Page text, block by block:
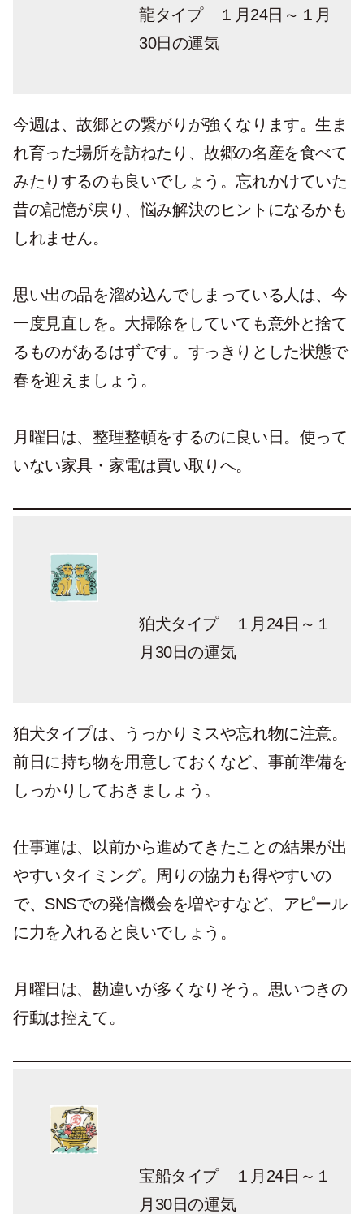
龍タイプ １月24日～１月
30日の運気
今週は、故郷との繋がりが強くなります。生ま
れ育った場所を訪ねたり、故郷の名産を食べて
みたりするのも良いでしょう。忘れかけていた
昔の記憶が戻り、悩み解決のヒントになるかも
しれません。
思い出の品を溜め込んでしまっている人は、今
一度見直しを。大掃除をしていても意外と捨て
るものがあるはずです。すっきりとした状態で
春を迎えましょう。
月曜日は、整理整頓をするのに良い日。使って
いない家具・家電は買い取りへ。
狛犬タイプ １月24日～１
月30日の運気
狛犬タイプは、うっかりミスや忘れ物に注意。
前日に持ち物を用意しておくなど、事前準備を
しっかりしておきましょう。
仕事運は、以前から進めてきたことの結果が出
やすいタイミング。周りの協力も得やすいの
で、SNSでの発信機会を増やすなど、アピール
に力を入れると良いでしょう。
月曜日は、勘違いが多くなりそう。思いつきの
行動は控えて。
宝船タイプ １月24日～１
月30日の運気